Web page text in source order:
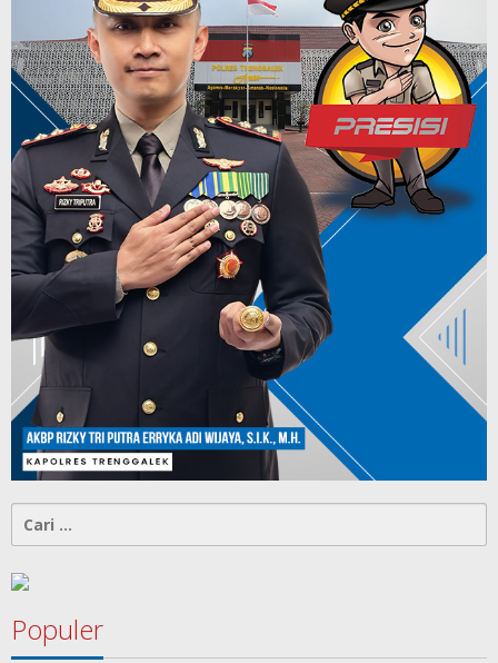
untuk:
Populer